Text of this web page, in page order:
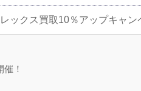
ックス買取10％アップキャン
！